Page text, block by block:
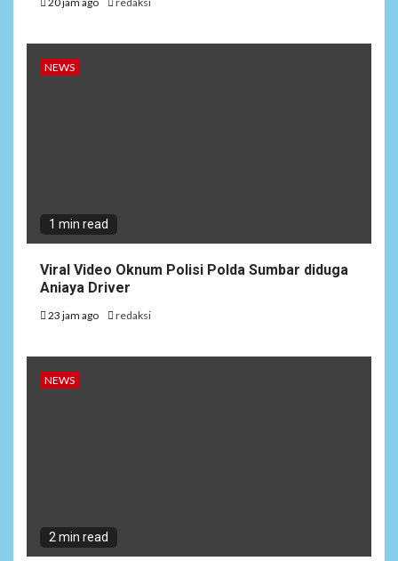
NEWS
1 min read
Viral Video Oknum Polisi Polda Sumbar diduga
Aniaya Driver
23 jam ago redaksi
NEWS
2 min read